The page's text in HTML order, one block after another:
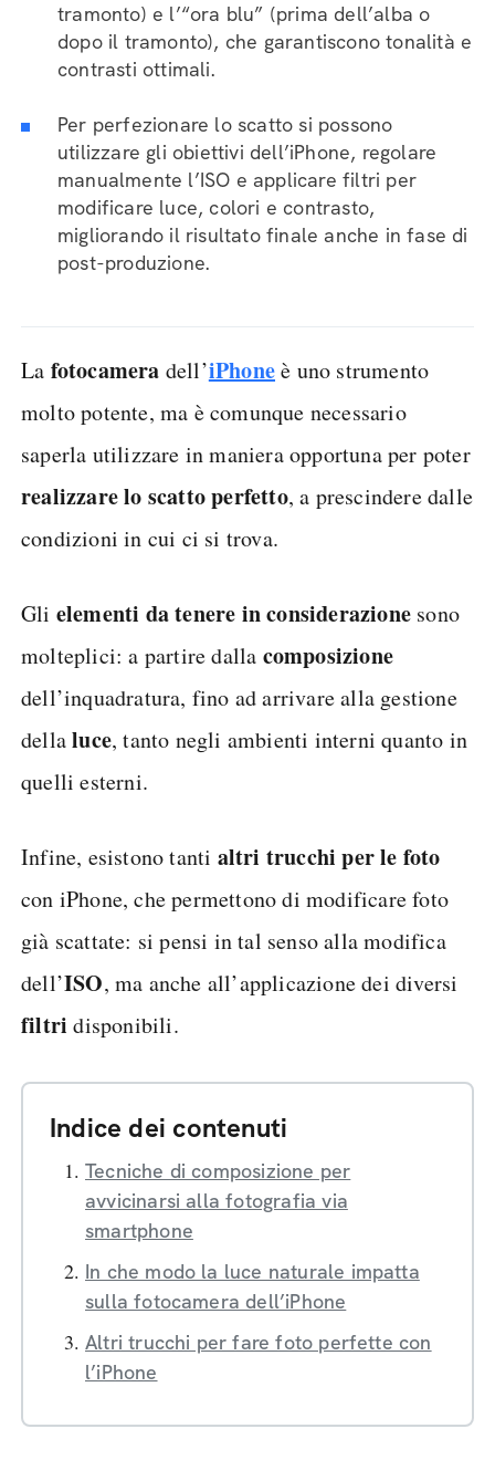
tramonto) e l’“ora blu” (prima dell’alba o
dopo il tramonto), che garantiscono tonalità e
contrasti ottimali.
Per perfezionare lo scatto si possono
utilizzare gli obiettivi dell’iPhone, regolare
manualmente l’ISO e applicare filtri per
modificare luce, colori e contrasto,
migliorando il risultato finale anche in fase di
post-produzione.
La fotocamera dell’iPhoneè uno strumento
molto potente, ma è comunque necessario
saperla utilizzare in maniera opportuna per poter
realizzare lo scatto perfetto, a prescindere dalle
condizioni in cui ci si trova.
Gli elementi da tenere in considerazione sono
molteplici: a partire dalla composizione
dell’inquadratura, fino ad arrivare alla gestione
dellaluce, tanto negli ambienti interni quanto in
quelli esterni.
Infine, esistono tanti altri trucchi per le foto
con iPhone, che permettono di modificare foto
già scattate: si pensi in tal senso alla modifica
dell’ISO, ma anche all’applicazione dei diversi
filtri disponibili.
Indice dei contenuti
Tecniche di composizione per
avvicinarsi alla fotografia via
smartphone
In che modo la luce naturale impatta
sulla fotocamera dell’iPhone
Altri trucchi per fare foto perfette con
l’iPhone